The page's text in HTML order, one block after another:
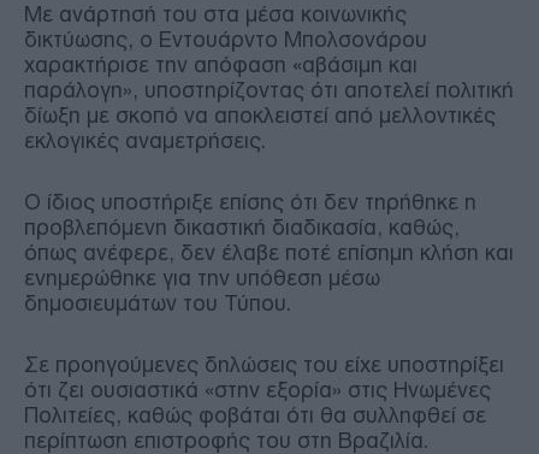
Με ανάρτησή του στα μέσα κοινωνικής
δικτύωσης, ο Εντουάρντο Μπολσονάρου
χαρακτήρισε την απόφαση «αβάσιμη και
παράλογη», υποστηρίζοντας ότι αποτελεί πολιτική
δίωξη με σκοπό να αποκλειστεί από μελλοντικές
εκλογικές αναμετρήσεις.
Ο ίδιος υποστήριξε επίσης ότι δεν τηρήθηκε η
προβλεπόμενη δικαστική διαδικασία, καθώς,
όπως ανέφερε, δεν έλαβε ποτέ επίσημη κλήση και
ενημερώθηκε για την υπόθεση μέσω
δημοσιευμάτων του Τύπου.
Σε προηγούμενες δηλώσεις του είχε υποστηρίξει
ότι ζει ουσιαστικά «στην εξορία» στις Ηνωμένες
Πολιτείες, καθώς φοβάται ότι θα συλληφθεί σε
περίπτωση επιστροφής του στη Βραζιλία.